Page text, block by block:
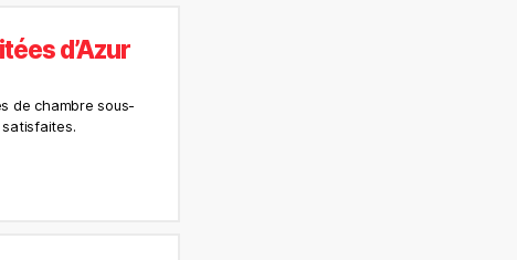
d’Azur
de chambre sous-
satisfaites.